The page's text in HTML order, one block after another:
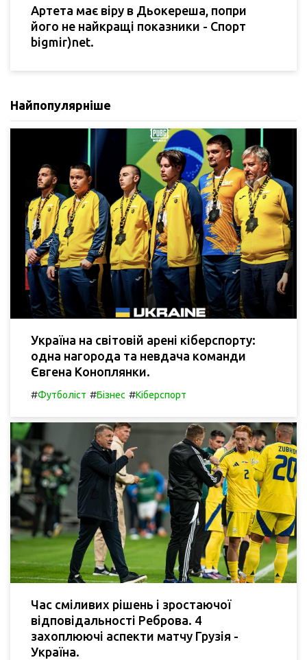
Артета має віру в Дьокереша, попри
його не найкращі показники - Спорт
bigmir)net.
Найпопулярніше
Україна на світовій арені кіберспорту:
одна нагорода та невдача команди
Євгена Коноплянки.
#Футболіст #Бізнес #Кіберспорт
Час сміливих рішень і зростаючої
відповідальності Реброва. 4
захоплюючі аспекти матчу Грузія -
Україна.